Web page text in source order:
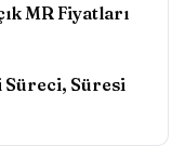
MR Fiyatları
Süreci, Süresi